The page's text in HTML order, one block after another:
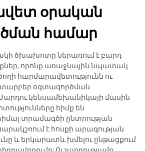
օրական
համար
ծխախոտը ներառում է բարդ
որոնք առաջնային նպատակ
հարմարավետությունն ու
տարբեր օգտագործման
կենսամեխանիկայի մասին
հիմք են
տրամագծի ընտրության
է հոսքի արագության
և երկարատև խմելու ընթացքում